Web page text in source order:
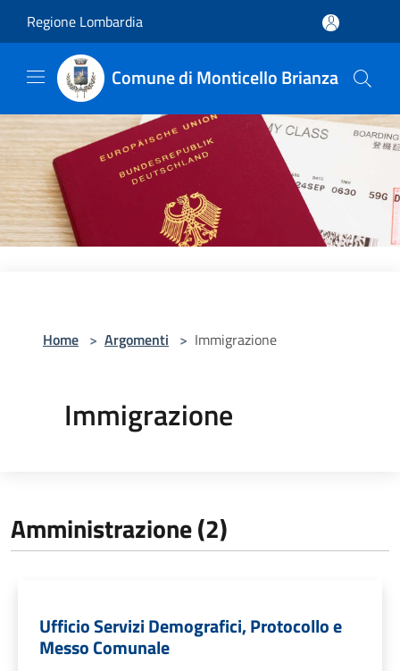
Regione Lombardia
Comune di Monticello Brianza
Home > Argomenti > Immigrazione
Immigrazione
Amministrazione (2)
Ufficio Servizi Demografici, Protocollo e
Messo Comunale